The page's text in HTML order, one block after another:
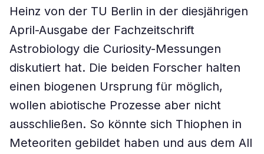
Heinz von der TU Berlin in der diesjährigen
April-Ausgabe der Fachzeitschrift
Astrobiology die Curiosity-Messungen
diskutiert hat. Die beiden Forscher halten
einen biogenen Ursprung für möglich,
wollen abiotische Prozesse aber nicht
ausschließen. So könnte sich Thiophen in
Meteoriten gebildet haben und aus dem All